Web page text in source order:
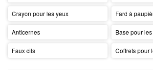
Crayon pour les yeux Fard à
Anticernes Base pour
Faux cils Coffrets pour